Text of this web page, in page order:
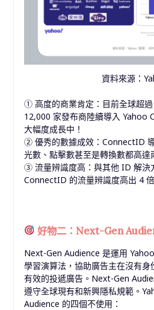
資料來源：
① 高度的商業肯定：目前全球超
12,000 家發布商陸續導入 Yahoo
大幅度成長中！
② 優秀的數據成效：ConnectID
光數、點擊數甚至是轉換數都高達
③ 流量辨識度高：與其他 ID 解決
ConnectID 的流量辨識度高出 4
好物二：Next-Gen
Next-Gen Audience 是運用
學習演算法，協助廣告主在沒有身
有效的投遞廣告。Next-Gen
遵守全球現有和新興隱私規範。
Audience 的四個不使用：